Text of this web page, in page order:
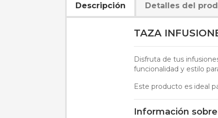
Descripción Detalles del
TAZA
Disfruta de tus
funcionalidad y estilo
Este producto es ideal
Información